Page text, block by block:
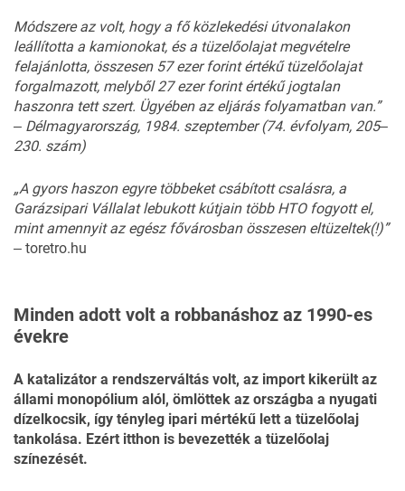
Módszere az volt, hogy a fő közlekedési útvonalakon
leállította a kamionokat, és a tüzelőolajat megvételre
felajánlotta, összesen 57 ezer forint értékű tüzelőolajat
forgalmazott, melyből 27 ezer forint értékű jogtalan
haszonra tett szert. Ügyében az eljárás folyamatban van.”
‒ Délmagyarország, 1984. szeptember (74. évfolyam, 205‒
230. szám)
„A gyors haszon egyre többeket csábított csalásra, a
Garázsipari Vállalat lebukott kútjain több HTO fogyott el,
mint amennyit az egész fővárosban összesen eltüzeltek(!)”
‒ toretro.hu
Minden adott volt a robbanáshoz az 1990-es
évekre
A katalizátor a rendszerváltás volt, az import kikerült az
állami monopólium alól, ömlöttek az országba a nyugati
dízelkocsik, így tényleg ipari mértékű lett a tüzelőolaj
tankolása. Ezért itthon is bevezették a tüzelőolaj
színezését.